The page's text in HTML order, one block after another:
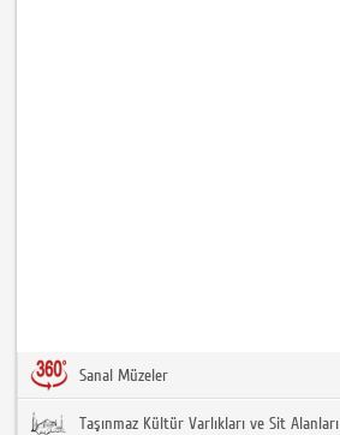
Sanal Müzeler
Taşınmaz Kültür Varlıkları ve Sit Alanları